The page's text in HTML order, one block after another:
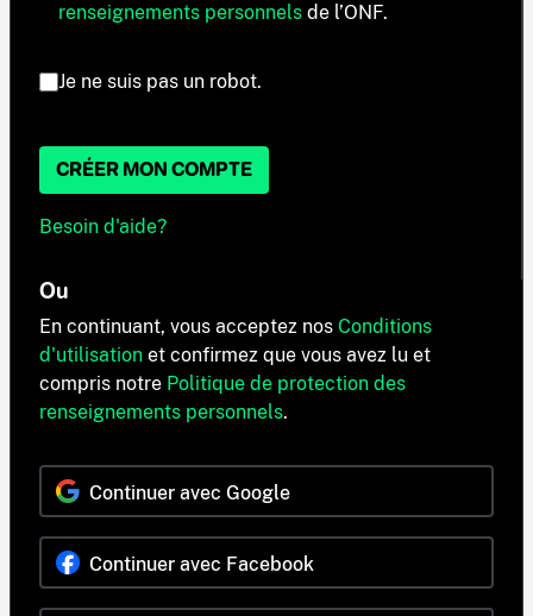
renseignements personnels de l’ONF.
Je ne suis pas un robot.
CRÉER MON COMPTE
Besoin d'aide?
Ou
En continuant, vous acceptez nos Conditions
d'utilisation et confirmez que vous avez lu et
compris notre Politique de protection des
renseignements personnels.
Continuer avec Google
Continuer avec Facebook